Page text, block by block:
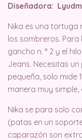
Diseñadora:
Nika es una tortuga
los sombreros.
gancho n. ° 2 y el
Jeans. Necesitas
pequeña, solo mide
manera muy
Nika se para solo
(patas en un
caparazón son